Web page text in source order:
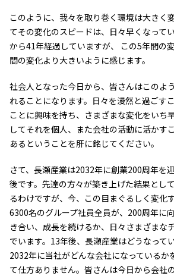
財務情報
サステナビリティ
NAGASEグループのサステナビリティ
統合報告書
環境
社会
ガバナンス
サステナビリティデータ集
アスリート支援
外部評価とイニシアチブ
各種対照表
サステナビリティサイトについて
このように、我々を取り巻く環境は大きく
てその変化のスピードは、日々早くなって
から41年経過していますが、 この5年間の
間の変化より大きいように感じます。
社会人となった今日から、皆さんはこのよ
れることになります。日々を漫然と過ごす
ことに興味を持ち、さまざまな変化をいち
してそれを個人、また会社の活動に活かす
あるということを肝に銘じてください。
さて、長瀬産業は2032年に創業200周年を
後です。先達の方々が築き上げた結果とし
るわけですが、今、この目まぐるしく変化
6300名のグループ社員全員が、200周年に
き合い、成長を続けるか、日々さまざまな
でいます。13年後、長瀬産業はどうなって
2032年に当社がどんな会社になっているか
て仕方ありません。皆さんは今日から会社